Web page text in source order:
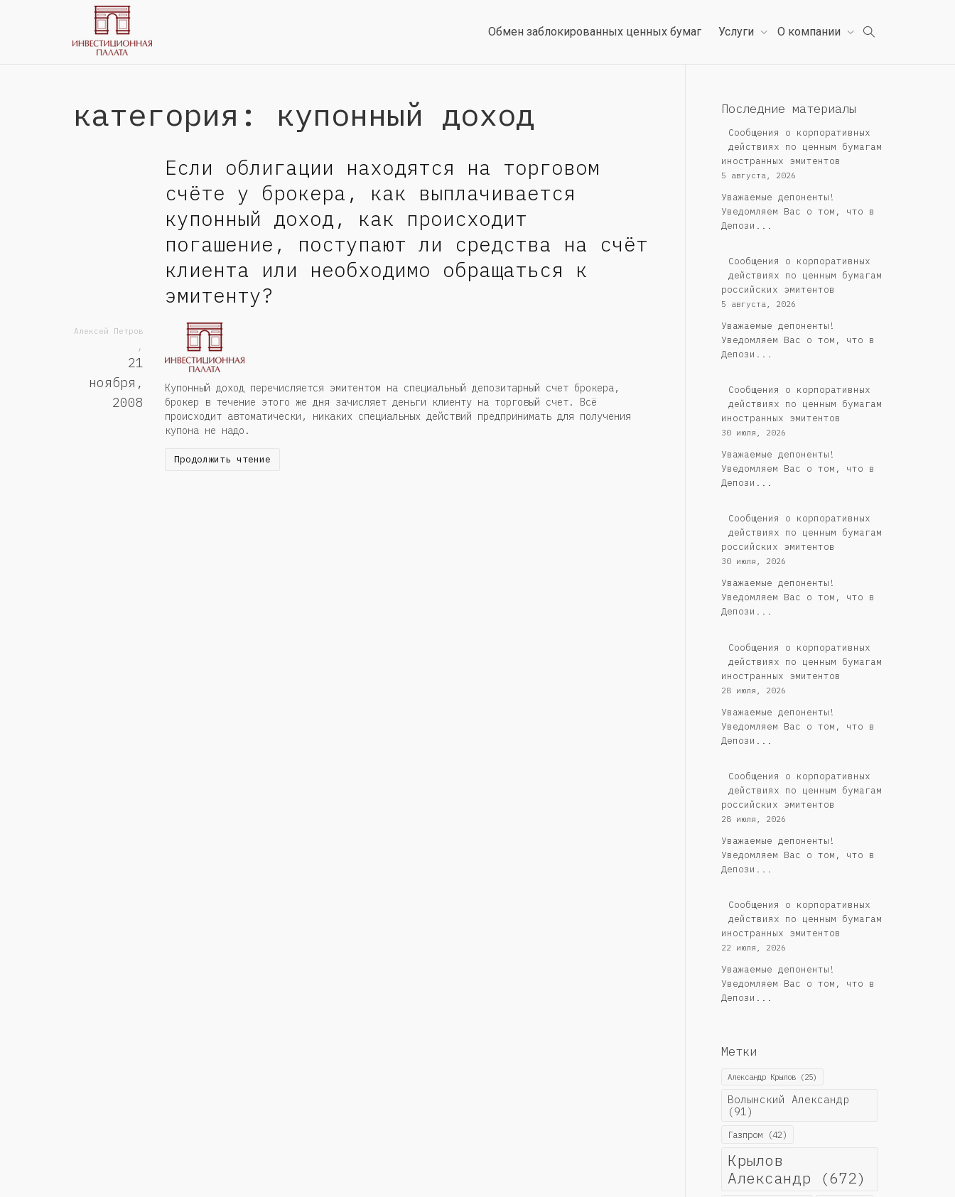
Обмен заблокированных ценных бумаг Услуги О компании
категория: купонный доход
Если облигации находятся на торговом
счёте у брокера, как выплачивается
купонный доход, как происходит
погашение, поступают ли средства на счёт
клиента или необходимо обращаться к
эмитенту?
Алексей Петров
,
21
ноября,
2008
Купонный доход перечисляется эмитентом на специальный депозитарный счет брокера,
брокер в течение этого же дня зачисляет деньги клиенту на торговый счет. Всё
происходит автоматически, никаких специальных действий предпринимать для получения
купона не надо.
Продолжить чтение
Последние материалы
Сообщения о корпоративных
действиях по ценным бумагам
иностранных эмитентов
5 августа, 2026
Уважаемые депоненты!
Уведомляем Вас о том, что в
Депози...
Cообщения о корпоративных
действиях по ценным бумагам
российских эмитентов
5 августа, 2026
Уважаемые депоненты!
Уведомляем Вас о том, что в
Депози...
Сообщения о корпоративных
действиях по ценным бумагам
иностранных эмитентов
30 июля, 2026
Уважаемые депоненты!
Уведомляем Вас о том, что в
Депози...
Cообщения о корпоративных
действиях по ценным бумагам
российских эмитентов
30 июля, 2026
Уважаемые депоненты!
Уведомляем Вас о том, что в
Депози...
Сообщения о корпоративных
действиях по ценным бумагам
иностранных эмитентов
28 июля, 2026
Уважаемые депоненты!
Уведомляем Вас о том, что в
Депози...
Cообщения о корпоративных
действиях по ценным бумагам
российских эмитентов
28 июля, 2026
Уважаемые депоненты!
Уведомляем Вас о том, что в
Депози...
Сообщения о корпоративных
действиях по ценным бумагам
иностранных эмитентов
22 июля, 2026
Уважаемые депоненты!
Уведомляем Вас о том, что в
Депози...
Метки
Александр Крылов(25)
Волынский Александр
(91)
Газпром(42)
Крылов
Александр (672)